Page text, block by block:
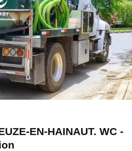
EN-HAINAUT. WC -